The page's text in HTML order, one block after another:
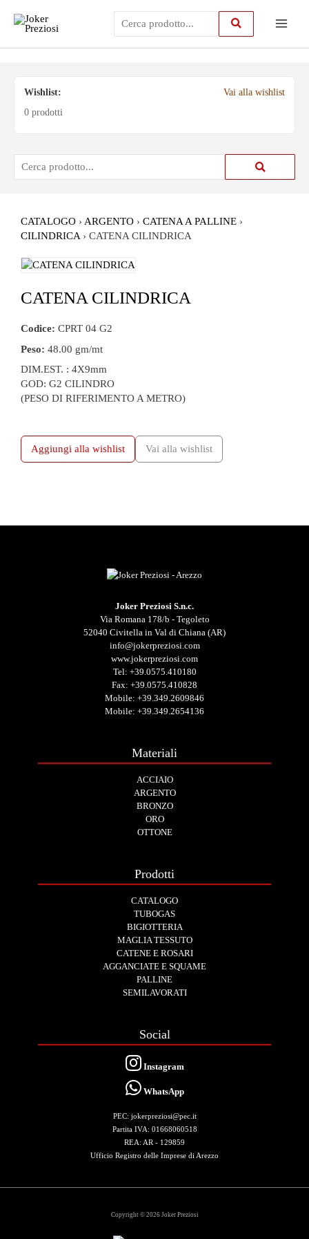
contenuto
Wishlist:
Vai alla wishlist
0 prodotti
CATALOGO › ARGENTO › CATENA A PALLINE ›
CILINDRICA › CATENA CILINDRICA
CATENA CILINDRICA
Codice: CPRT 04 G2
Peso: 48.00 gm/mt
DIM.EST. : 4X9mm
GOD: G2 CILINDRO
(PESO DI RIFERIMENTO A METRO)
Aggiungi alla wishlist Vai alla wishlist
Joker Preziosi S.n.c.
Via Romana 178/b - Tegoleto
52040 Civitella in Val di Chiana (AR)
info@jokerpreziosi.com
www.jokerpreziosi.com
Tel: +39.0575.410180
Fax: +39.0575.410828
Mobile: +39.349.2609846
Mobile: +39.349.2654136
Materiali
ACCIAIO
ARGENTO
BRONZO
ORO
OTTONE
Prodotti
CATALOGO
TUBOGAS
BIGIOTTERIA
MAGLIA TESSUTO
CATENE E ROSARI
AGGANCIATE E SQUAME
PALLINE
SEMILAVORATI
Social
Instagram
WhatsApp
PEC: jokerpreziosi@pec.it
Partita IVA: 01668060518
REA: AR - 129859
Ufficio Registro delle Imprese di Arezzo
Copyright © 2026 Joker Preziosi